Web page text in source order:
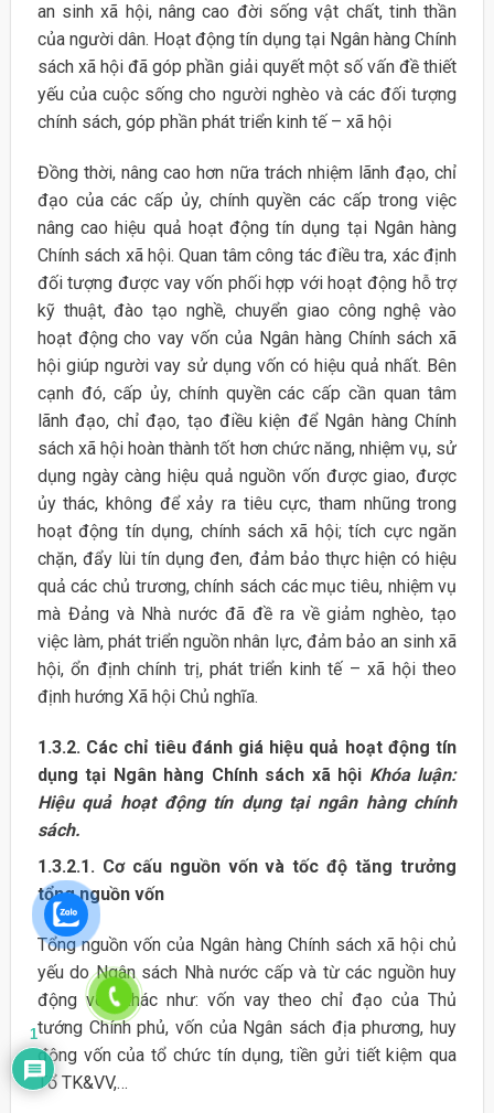
an sinh xã hội, nâng cao đời sống vật chất, tinh thần
của người dân. Hoạt động tín dụng tại Ngân hàng Chính
sách xã hội đã góp phần giải quyết một số vấn đề thiết
yếu của cuộc sống cho người nghèo và các đối tượng
chính sách, góp phần phát triển kinh tế – xã hội
Đồng thời, nâng cao hơn nữa trách nhiệm lãnh đạo, chỉ
đạo của các cấp ủy, chính quyền các cấp trong việc
nâng cao hiệu quả hoạt động tín dụng tại Ngân hàng
Chính sách xã hội. Quan tâm công tác điều tra, xác định
đối tượng được vay vốn phối hợp với hoạt động hỗ trợ
kỹ thuật, đào tạo nghề, chuyển giao công nghệ vào
hoạt động cho vay vốn của Ngân hàng Chính sách xã
hội giúp người vay sử dụng vốn có hiệu quả nhất. Bên
cạnh đó, cấp ủy, chính quyền các cấp cần quan tâm
lãnh đạo, chỉ đạo, tạo điều kiện để Ngân hàng Chính
sách xã hội hoàn thành tốt hơn chức năng, nhiệm vụ, sử
dụng ngày càng hiệu quả nguồn vốn được giao, được
ủy thác, không để xảy ra tiêu cực, tham nhũng trong
hoạt động tín dụng, chính sách xã hội; tích cực ngăn
chặn, đẩy lùi tín dụng đen, đảm bảo thực hiện có hiệu
quả các chủ trương, chính sách các mục tiêu, nhiệm vụ
mà Đảng và Nhà nước đã đề ra về giảm nghèo, tạo
việc làm, phát triển nguồn nhân lực, đảm bảo an sinh xã
hội, ổn định chính trị, phát triển kinh tế – xã hội theo
định hướng Xã hội Chủ nghĩa.
1.3.2. Các chỉ tiêu đánh giá hiệu quả hoạt động tín
dụng tại Ngân hàng Chính sách xã hội Khóa luận:
Hiệu quả hoạt động tín dụng tại ngân hàng chính
sách.
1.3.2.1. Cơ cấu nguồn vốn và tốc độ tăng trưởng
tổng nguồn vốn
Tổng nguồn vốn của Ngân hàng Chính sách xã hội chủ
yếu do Ngân sách Nhà nước cấp và từ các nguồn huy
động vốn khác như: vốn vay theo chỉ đạo của Thủ
tướng Chính phủ, vốn của Ngân sách địa phương, huy
động vốn của tổ chức tín dụng, tiền gửi tiết kiệm qua
Tổ TK&VV,…
1